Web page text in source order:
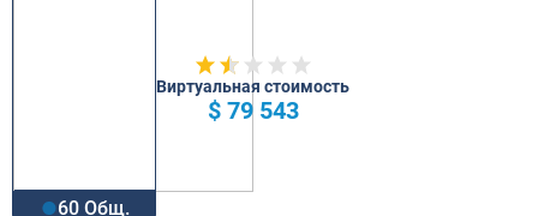
60 Общ.
Виртуальная стоимость
$ 79 543